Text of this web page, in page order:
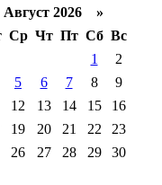
2026 »
Ср Чт Пт Сб Вс
1
2
5 6 7 8
9
12 13 14 15
16
19 20 21 22
23
26 27 28 29
30